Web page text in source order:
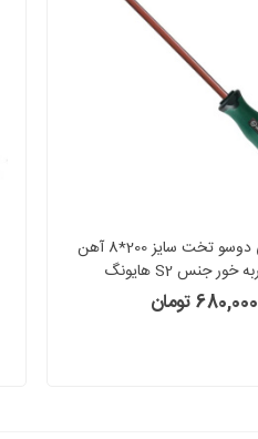
پیچ گوشتی دوسو تخت سایز 200*8 آهن
بر و ضربه خور جنس S2 هایونگ
HAOYONG
680,000 تومان